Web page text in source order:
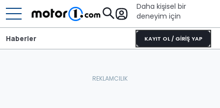
Daha kişisel bir
deneyim için
KAYIT OL / GİRİŞ YAP
Haberler